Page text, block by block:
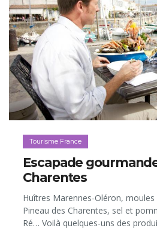
Tourisme France
Escapade
Charentes
Huîtres Marennes-Oléron,
Pineau des Charentes, sel et
Ré… Voilà quelques-uns des